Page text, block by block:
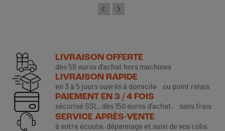
LIVRAISON OFFERTE
dès 59 euros d’achat hors machines
LIVRAISON RAPIDE
en 3 à 5 jours ouvrés à domicile ou point relais
PAIEMENT EN 3 / 4 FOIS
sécurisé SSL, dès 150 euros d’achat, sans frais
SERVICE APRÈS-VENTE
à votre écoute, dépannage et suivi de vos colis